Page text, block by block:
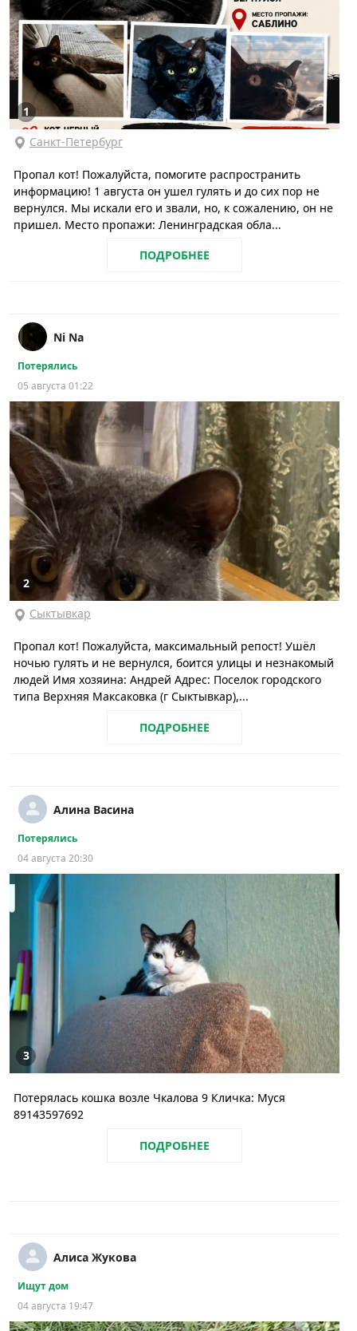
1
Санкт-Петербург
Пропал кот! Пожалуйста, помогите распространить
информацию! 1 августа он ушел гулять и до сих пор не
вернулся. Мы искали его и звали, но, к сожалению, он не
пришел. Место пропажи: Ленинградская обла...
ПОДРОБНЕЕ
Ni Na
Потерялись
05 августа 01:22
2
Сыктывкар
Пропал кот! Пожалуйста, максимальный репост! Ушёл
ночью гулять и не вернулся, боится улицы и незнакомый
людей Имя хозяина: Андрей Адрес: Поселок городского
типа Верхняя Максаковка (г Сыктывкар),...
ПОДРОБНЕЕ
Алина Васина
Потерялись
04 августа 20:30
3
Потерялась кошка возле Чкалова 9 Кличка: Муся
89143597692
ПОДРОБНЕЕ
Алиса Жукова
Ищут дом
04 августа 19:47